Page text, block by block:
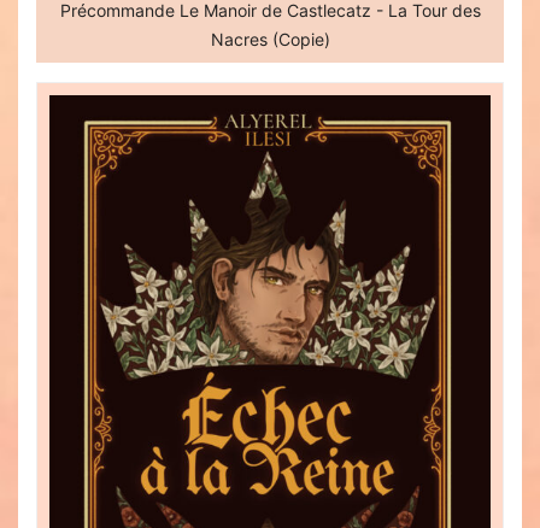
Précommande Le Manoir de Castlecatz - La Tour des
Nacres (Copie)